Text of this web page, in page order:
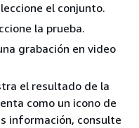
el conjunto.
la prueba.
grabación en video
el resultado de la
como un icono de
información, consulte